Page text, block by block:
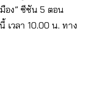
อง” ซีซัน 5 ตอน
เวลา 10.00 น. ทาง